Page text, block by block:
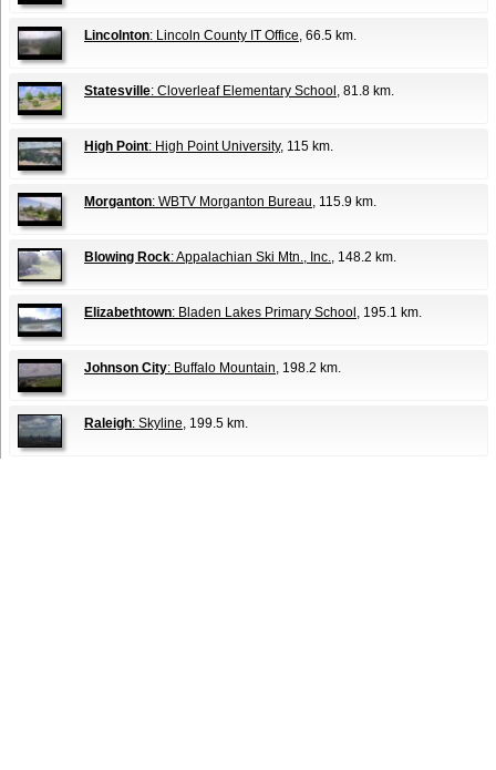
Lincolnton: Lincoln County IT Office, 66.5 km.
Statesville: Cloverleaf Elementary School , 81.8 km.
High Point: High Point University, 115 km.
Morganton: WBTV Morganton Bureau, 115.9 km.
Blowing Rock: Appalachian Ski Mtn., Inc., 148.2 km.
Elizabethtown: Bladen Lakes Primary School , 195.1 km.
Johnson City: Buffalo Mountain, 198.2 km.
Raleigh: Skyline, 199.5 km.